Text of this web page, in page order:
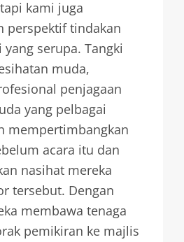
kami juga
perspektif tindakan
serupa. Tangki
muda,
penjagaan
yang pelbagai
mempertimbangkan
acara itu dan
nasihat mereka
tersebut. Dengan
membawa tenaga
pemikiran ke majlis